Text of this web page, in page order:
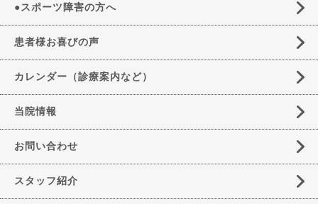
●スポーツ障害の方へ
患者様お喜びの声
カレンダー（診療案内など）
当院情報
お問い合わせ
スタッフ紹介